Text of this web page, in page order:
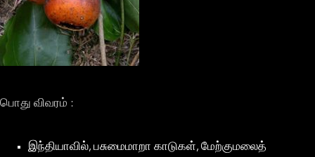
பொது விவரம் :
இந்தியாவில், பசுமைமாறா காடுகள், மேற்குமலைத்